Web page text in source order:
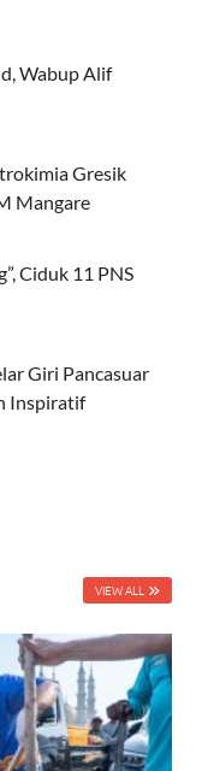
Wabup Alif
Gresik
Mangare
Ciduk 11 PNS
Giri Pancasuar
Inspiratif
VIEW ALL